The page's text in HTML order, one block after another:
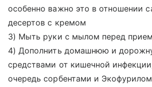
особенно важно это в отношении
десертов с кремом
3) Мыть руки с мылом перед
4) Дополнить домашнюю и
средствами от кишечной
очередь сорбентами и